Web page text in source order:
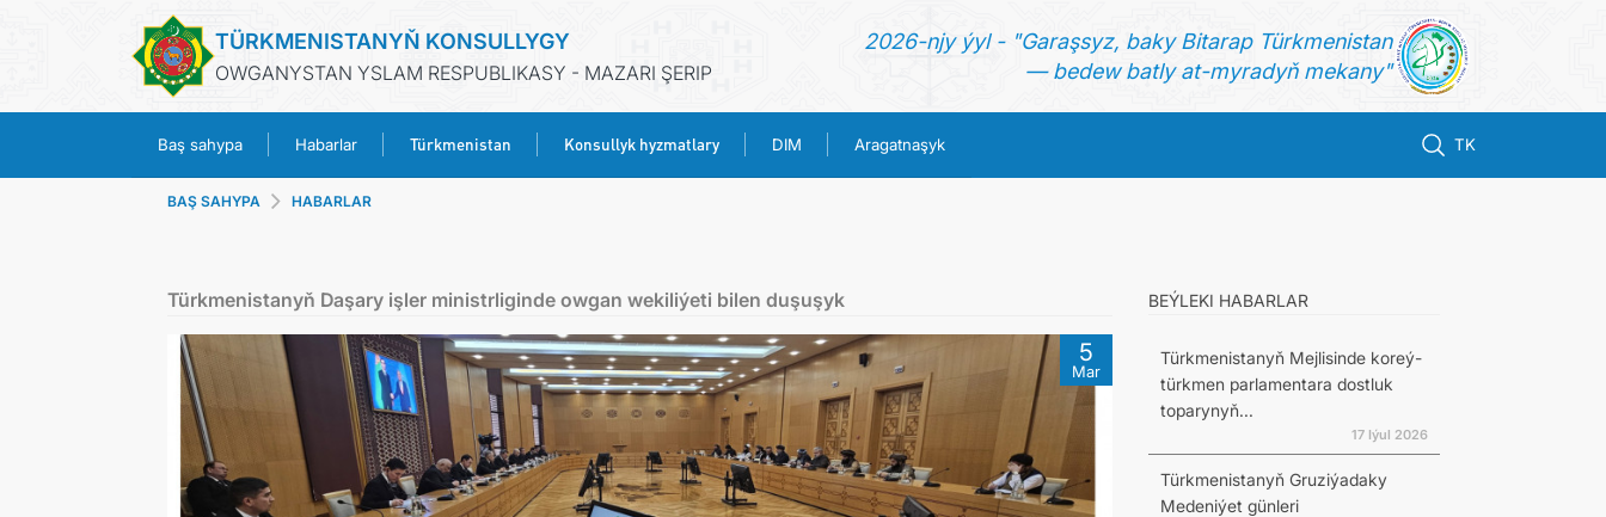
TÜRKMENISTANYŇ KONSULLYGY
OWGANYSTAN YSLAM RESPUBLIKASY - MAZARI ŞERIP
2026-njy ýyl - "Garaşsyz, baky Bitarap Türkmenistan
— bedew batly at-myradyň mekany"
Baş sahypa Habarlar Türkmenistan Konsullyk hyzmatlary DIM Aragatnaşyk TK
TÜRKMENISTAN
KONSULLYK HYZMATLARY
DIM
BAŞ SAHYPA HABARLAR
Türkmenistanyň Daşary işler ministrliginde owgan wekiliýeti bilen duşuşyk
5
Mar
BEÝLEKI HABARLAR
Türkmenistanyň Mejlisinde koreý-
türkmen parlamentara dostluk
toparynyň...
17 Iýul 2026
Türkmenistanyň Gruziýadaky
Medeniýet günleri